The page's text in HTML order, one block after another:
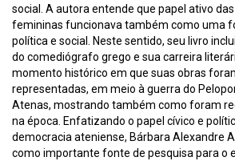
social. A autora entende que papel ativo
femininas funcionava também como uma
política e social. Neste sentido, seu livro
do comediógrafo grego e sua carreira
momento histórico em que suas obras
representadas, em meio à guerra do
Atenas, mostrando também como foram
na época. Enfatizando o papel cívico e
democracia ateniense, Bárbara Alexandre
como importante fonte de pesquisa para o